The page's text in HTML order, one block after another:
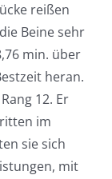
reißen
Beine sehr
min. über
heran.
12. Er
im
sie sich
mit